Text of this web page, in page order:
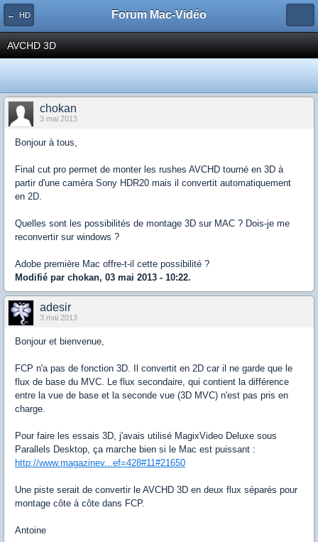
← HD Forum Mac-Vidéo
AVCHD 3D
chokan
3 mai 2013
Bonjour à tous,
Final cut pro permet de monter les rushes AVCHD tourné en 3D à
partir d'une caméra Sony HDR20 mais il convertit automatiquement
en 2D.
Quelles sont les possibilités de montage 3D sur MAC ? Dois-je me
reconvertir sur windows ?
Adobe première Mac offre-t-il cette possibilité ?
Modifié par chokan, 03 mai 2013 - 10:22.
adesir
3 mai 2013
Bonjour et bienvenue,
FCP n'a pas de fonction 3D. Il convertit en 2D car il ne garde que le
flux de base du MVC. Le flux secondaire, qui contient la différence
entre la vue de base et la seconde vue (3D MVC) n'est pas pris en
charge.
Pour faire les essais 3D, j'avais utilisé MagixVideo Deluxe sous
Parallels Desktop, ça marche bien si le Mac est puissant :
http://www.magazinev...ef=428#11#21650
Une piste serait de convertir le AVCHD 3D en deux flux séparés pour
montage côte à côte dans FCP.
Antoine